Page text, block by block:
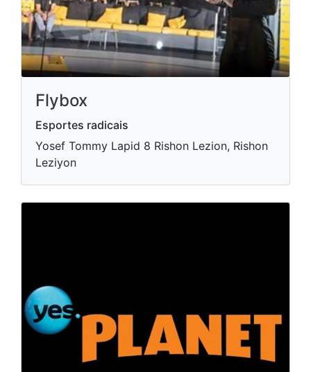
Flybox
Esportes radicais
Yosef Tommy Lapid 8 Rishon Lezion, Rishon
Leziyon